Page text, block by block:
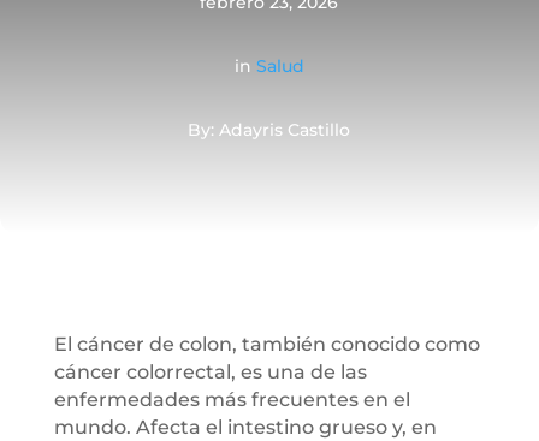
in Salud
By: Adayris Castillo
El cáncer de colon, también conocido como
cáncer colorrectal, es una de las
enfermedades más frecuentes en el
mundo. Afecta el intestino grueso y, en